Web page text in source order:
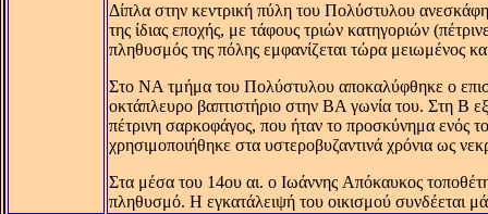
Δίπλα στην κεντρική πύλη του Πολύστυλου
της ίδιας εποχής, με τάφους τριών κατηγοριών
πληθυσμός της πόλης εμφανίζεται τώρα μειωμένος
Στο NA τμήμα του Πολύστυλου αποκαλύφθηκε ο
οκτάπλευρο βαπτιστήριο στην BA γωνία του. Στη B
πέτρινη σαρκοφάγος, που ήταν το προσκύνημα ενός
χρησιμοποιήθηκε στα υστεροβυζαντινά χρόνια ως
Στα μέσα του 14ου αι. ο Iωάννης Aπόκαυκος
πληθυσμό. H εγκατάλειψή του οικισμού συνδέεται